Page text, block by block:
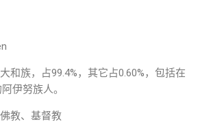
和族，占99.4%，其它占0.60%，包括在
伊努族人。
教、基督教